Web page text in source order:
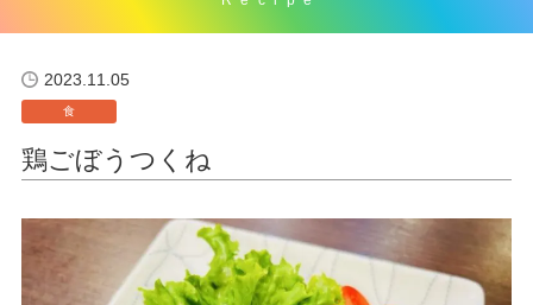
2023.11.05
食
鶏ごぼうつくね